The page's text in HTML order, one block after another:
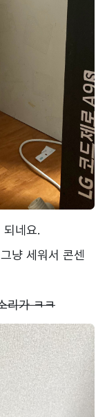
네요.
냥 세워서 콘센
리가 ㅋㅋ